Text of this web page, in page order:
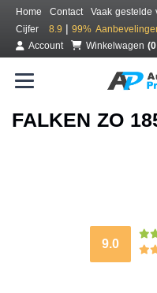
Home Contact
Vaak gestelde
Cijfer
8.9 | 99%
Account
Winkelwagen
FALKEN ZO
9.0